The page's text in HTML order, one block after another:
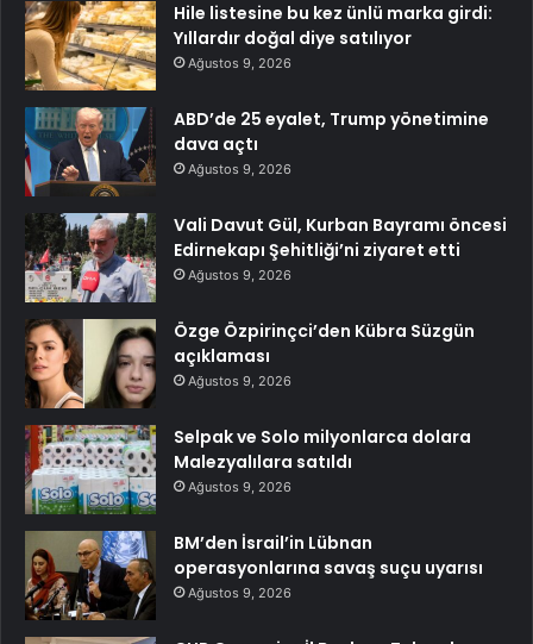
Hile listesine bu kez ünlü marka girdi:
Yıllardır doğal diye satılıyor
Ağustos 9, 2026
ABD’de 25 eyalet, Trump yönetimine
dava açtı
Ağustos 9, 2026
Vali Davut Gül, Kurban Bayramı öncesi
Edirnekapı Şehitliği’ni ziyaret etti
Ağustos 9, 2026
Özge Özpirinçci’den Kübra Süzgün
açıklaması
Ağustos 9, 2026
Selpak ve Solo milyonlarca dolara
Malezyalılara satıldı
Ağustos 9, 2026
BM’den İsrail’in Lübnan
operasyonlarına savaş suçu uyarısı
Ağustos 9, 2026